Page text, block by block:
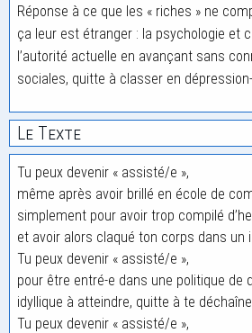
Réponse à ce que les « riches » ne
ça leur est étranger : la psychologie et
l’autorité actuelle en avançant sans
sociales, quitte à classer en
Le Texte
Tu peux devenir « assisté/e »,
même après avoir brillé en école de
simplement pour avoir trop compilé
et avoir alors claqué ton corps dans un
Tu peux devenir « assisté/e »,
pour être entré-e dans une politique de
idyllique à atteindre, quitte à te
Tu peux devenir « assisté/e »,